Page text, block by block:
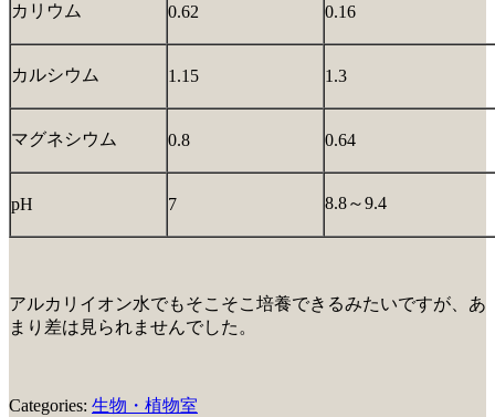
カリウム 0.62 0.16
カルシウム 1.15 1.3
マグネシウム 0.8 0.64
pH 7 8.8～9.4
アルカリイオン水でもそこそこ培養できるみたいですが、あ
まり差は見られませんでした。
Categories: 生物・植物室